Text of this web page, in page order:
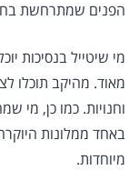
הפנים שמתרחשת
מי שיטייל בנסיכות
מאוד. מהיקב תוכלו
וחנויות. כמו כן, מי
באחד ממלונות
מיוחדות.